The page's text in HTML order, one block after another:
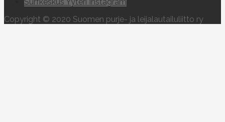
Copyright © 2020 Suomen purje- ja leijalautailuliitto ry